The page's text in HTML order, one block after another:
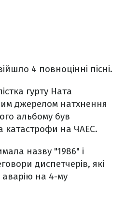
4 повноцінні пісні.
гурту Ната
джерелом натхнення
альбому був
катастрофи на ЧАЕС.
назву "1986" і
диспетчерів, які
на 4-му